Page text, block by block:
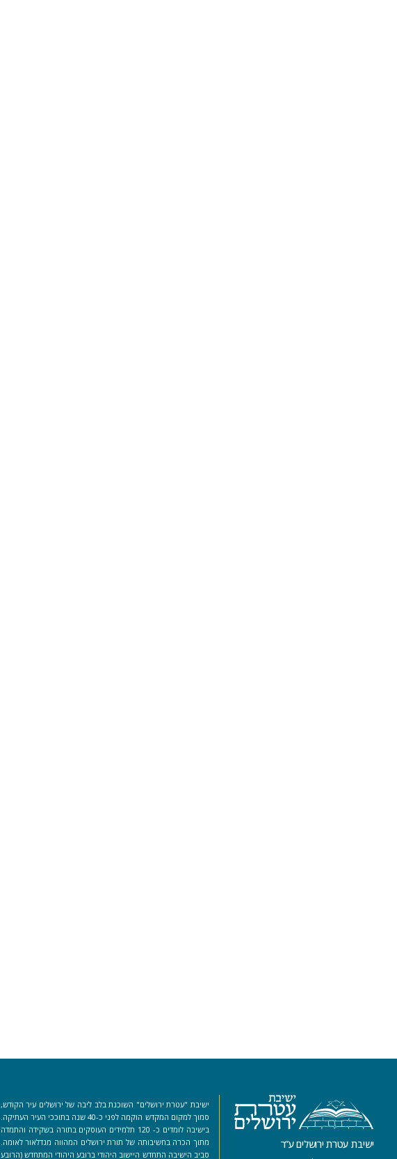
ישיבת עטרת ירושלים ע”ר
ישיבת "עטרת ירושלים" השוכנת בלב ליבה של ירושלים עיר הקודש,
סמוך למקום המקדש הוקמה לפני כ-40 שנה בתוככי העיר העתיקה.
בישיבה לומדים כ- 120 תלמידים העוסקים בתורה בשקידה והתמדה
מתוך הכרה בחשיבותה של תורת ירושלים המהווה מגדלאור לאומה.
סביב הישיבה התחדש היישוב היהודי ברובע היהודי המתחדש (הרובע